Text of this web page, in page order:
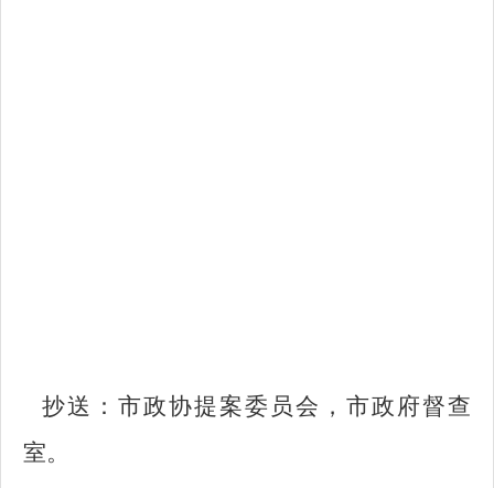
抄送：市政协提案委员会，市政府督查
室。